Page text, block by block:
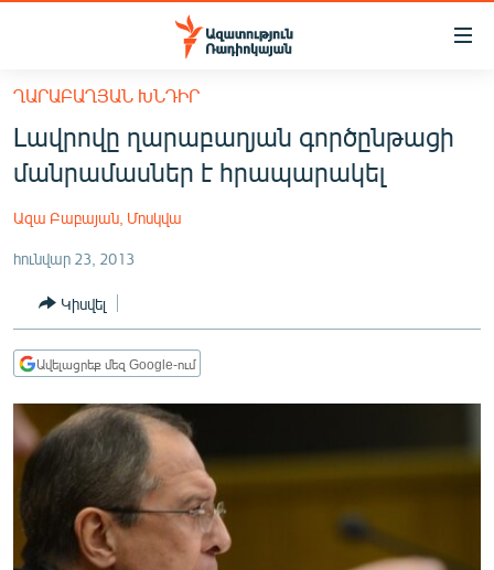
Մատչելիության
հիմնական
բովանդակությանը
Անցնել
հիմնական
մենյուին
ՀԱՅԱՍՏԱՆ
ՔԱՂԱՔԱԿԱՆ
ԸՆՏՐՈՒԹՅՈՒՆՆԵՐ 2026
ԻՐԱՎՈՒՆՔ
ՀԱՍԱՐԱԿՈՒԹՅՈՒՆ
ՏՆՏԵՍՈՒԹՅՈՒՆ
ՊԱՏԵՐԱԶՄԻ 6 ՇԱԲԱԹՆԵՐԸ
ՏԱՐԱԾԱՇՐՋԱՆ
ՄԻՋԱԶԳԱՅԻՆ
ՄՇԱԿՈՒՅԹ
ՂԱՐԱԲԱՂՅԱՆ ԽՆԴԻՐ
Լավրովը ղարաբաղյան գործընթացի
մանրամասներ է հրապարակել
Ազա Բաբայան, Մոսկվա
հունվար 23, 2013
Կիսվել
Ավելացրեք մեզ Google-ում